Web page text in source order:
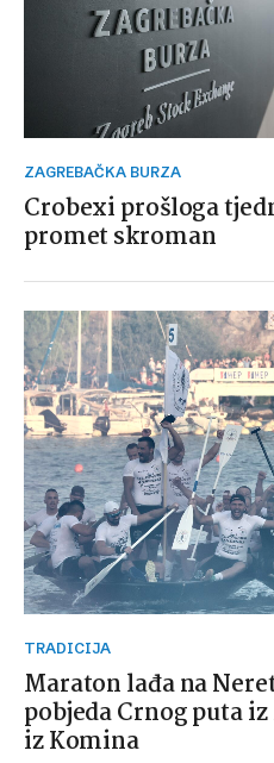
ZAGREBAČKA BURZA
Crobexi prošloga
promet skroman
TRADICIJA
Maraton lađa na
pobjeda Crnog puta
iz Komina